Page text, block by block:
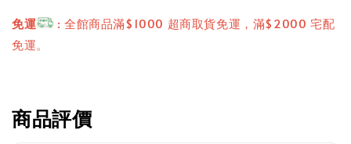
免運
: 全館商品滿$1000 超商取貨免運，滿$2000 宅配
免運。
商品評價